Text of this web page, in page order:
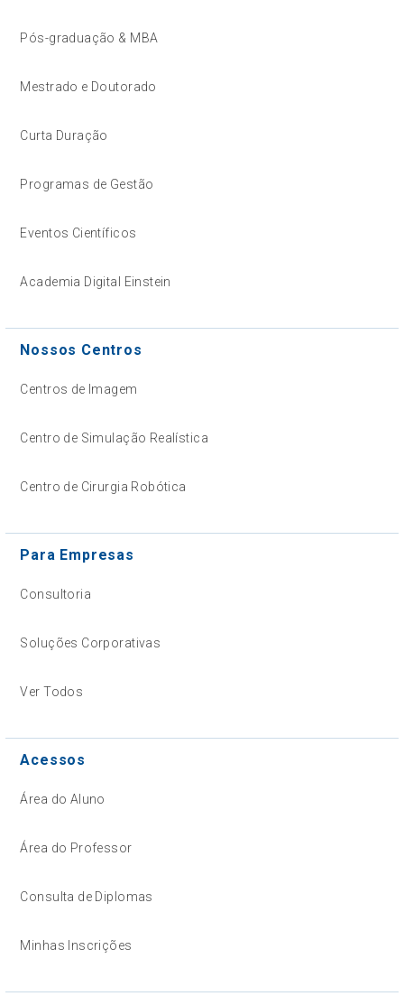
Pós-graduação & MBA
Mestrado e Doutorado
Curta Duração
Programas de Gestão
Eventos Científicos
Academia Digital Einstein
Nossos Centros
Centros de Imagem
Centro de Simulação Realística
Centro de Cirurgia Robótica
Para Empresas
Consultoria
Soluções Corporativas
Ver Todos
Acessos
Área do Aluno
Área do Professor
Consulta de Diplomas
Minhas Inscrições